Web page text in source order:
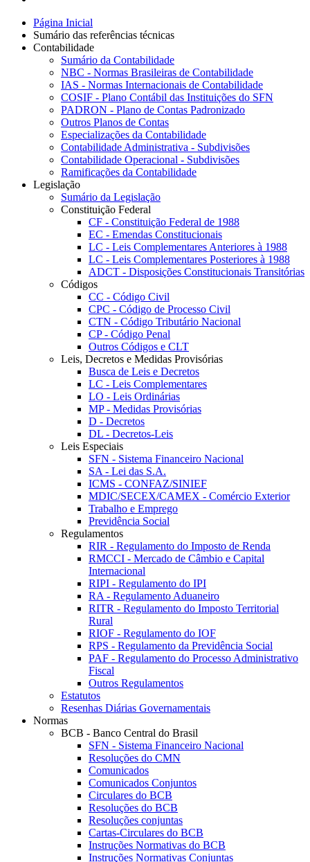
Página Inicial
Sumário das referências técnicas
Contabilidade
Sumário da Contabilidade
NBC - Normas Brasileiras de Contabilidade
IAS - Normas Internacionais de Contabilidade
COSIF - Plano Contábil das Instituições do SFN
PADRON - Plano de Contas Padronizado
Outros Planos de Contas
Especializações da Contabilidade
Contabilidade Administrativa - Subdivisões
Contabilidade Operacional - Subdivisões
Ramificações da Contabilidade
Legislação
Sumário da Legislação
Constituição Federal
CF - Constituição Federal de 1988
EC - Emendas Constitucionais
LC - Leis Complementares Anteriores à 1988
LC - Leis Complementares Posteriores à 1988
ADCT - Disposições Constitucionais Transitórias
Códigos
CC - Código Civil
CPC - Código de Processo Civil
CTN - Código Tributário Nacional
CP - Código Penal
Outros Códigos e CLT
Leis, Decretos e Medidas Provisórias
Busca de Leis e Decretos
LC - Leis Complementares
LO - Leis Ordinárias
MP - Medidas Provisórias
D - Decretos
DL - Decretos-Leis
Leis Especiais
SFN - Sistema Financeiro Nacional
SA - Lei das S.A.
ICMS - CONFAZ/SINIEF
MDIC/SECEX/CAMEX - Comércio Exterior
Trabalho e Emprego
Previdência Social
Regulamentos
RIR - Regulamento do Imposto de Renda
RMCCI - Mercado de Câmbio e Capital
Internacional
RIPI - Regulamento do IPI
RA - Regulamento Aduaneiro
RITR - Regulamento do Imposto Territorial
Rural
RIOF - Regulamento do IOF
RPS - Regulamento da Previdência Social
PAF - Regulamento do Processo Administrativo
Fiscal
Outros Regulamentos
Estatutos
Resenhas Diárias Governamentais
Normas
BCB - Banco Central do Brasil
SFN - Sistema Financeiro Nacional
Resoluções do CMN
Comunicados
Comunicados Conjuntos
Circulares do BCB
Resoluções do BCB
Resoluções conjuntas
Cartas-Circulares do BCB
Instruções Normativas do BCB
Instruções Normativas Conjuntas